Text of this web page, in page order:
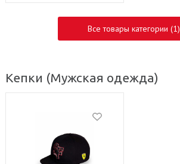
Все товары категории (1)
Кепки (Мужская одежда)